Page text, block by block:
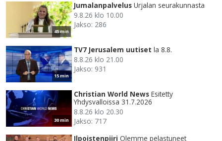
45 min
Jumalanpalvelus Urjalan seurakunnasta
9.8.26 klo 10.00
Jakso: 286
15 min
TV7 Jerusalem uutiset la 8.8.
8.8.26 klo 21.00
Jakso: 931
30 min
Christian World News Esitetty
Yhdysvalloissa 31.7.2026
8.8.26 klo 20.30
Jakso: 717
Ilpoistenpiiri Olemme pelastuneet